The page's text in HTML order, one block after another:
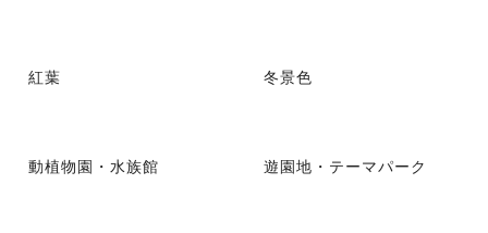
紅葉 冬景色
動植物園・水族館 遊園地・テーマパーク